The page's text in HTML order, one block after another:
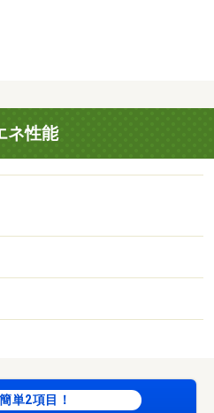
ント１ヶ月／バストイレ別／
／室内洗濯置／温水洗浄便座
ネ性能
単2項目！